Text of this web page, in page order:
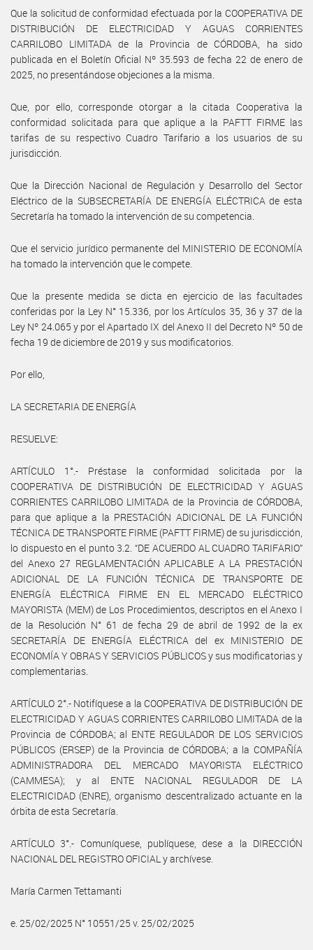
Que la solicitud de conformidad efectuada por la COOPERATIVA DE
DISTRIBUCIÓN DE ELECTRICIDAD Y AGUAS CORRIENTES
CARRILOBO LIMITADA de la Provincia de CÓRDOBA, ha sido
publicada en el Boletín Oficial Nº 35.593 de fecha 22 de enero de
2025, no presentándose objeciones a la misma.
Que, por ello, corresponde otorgar a la citada Cooperativa la
conformidad solicitada para que aplique a la PAFTT FIRME las
tarifas de su respectivo Cuadro Tarifario a los usuarios de su
jurisdicción.
Que la Dirección Nacional de Regulación y Desarrollo del Sector
Eléctrico de la SUBSECRETARÍA DE ENERGÍA ELÉCTRICA de esta
Secretaría ha tomado la intervención de su competencia.
Que el servicio jurídico permanente del MINISTERIO DE ECONOMÍA
ha tomado la intervención que le compete.
Que la presente medida se dicta en ejercicio de las facultades
conferidas por la Ley N° 15.336, por los Artículos 35, 36 y 37 de la
Ley Nº 24.065 y por el Apartado IX del Anexo II del Decreto Nº 50 de
fecha 19 de diciembre de 2019 y sus modificatorios.
Por ello,
LA SECRETARIA DE ENERGÍA
RESUELVE:
ARTÍCULO 1°.- Préstase la conformidad solicitada por la
COOPERATIVA DE DISTRIBUCIÓN DE ELECTRICIDAD Y AGUAS
CORRIENTES CARRILOBO LIMITADA de la Provincia de CÓRDOBA,
para que aplique a la PRESTACIÓN ADICIONAL DE LA FUNCIÓN
TÉCNICA DE TRANSPORTE FIRME (PAFTT FIRME) de su jurisdicción,
lo dispuesto en el punto 3.2. “DE ACUERDO AL CUADRO TARIFARIO”
del Anexo 27 REGLAMENTACIÓN APLICABLE A LA PRESTACIÓN
ADICIONAL DE LA FUNCIÓN TÉCNICA DE TRANSPORTE DE
ENERGÍA ELÉCTRICA FIRME EN EL MERCADO ELÉCTRICO
MAYORISTA (MEM) de Los Procedimientos, descriptos en el Anexo I
de la Resolución N° 61 de fecha 29 de abril de 1992 de la ex
SECRETARÍA DE ENERGÍA ELÉCTRICA del ex MINISTERIO DE
ECONOMÍA Y OBRAS Y SERVICIOS PÚBLICOS y sus modificatorias y
complementarias.
ARTÍCULO 2°.- Notifíquese a la COOPERATIVA DE DISTRIBUCIÓN DE
ELECTRICIDAD Y AGUAS CORRIENTES CARRILOBO LIMITADA de la
Provincia de CÓRDOBA; al ENTE REGULADOR DE LOS SERVICIOS
PÚBLICOS (ERSEP) de la Provincia de CÓRDOBA; a la COMPAÑÍA
ADMINISTRADORA DEL MERCADO MAYORISTA ELÉCTRICO
(CAMMESA); y al ENTE NACIONAL REGULADOR DE LA
ELECTRICIDAD (ENRE), organismo descentralizado actuante en la
órbita de esta Secretaría.
ARTÍCULO 3°.- Comuníquese, publíquese, dese a la DIRECCIÓN
NACIONAL DEL REGISTRO OFICIAL y archívese.
María Carmen Tettamanti
e. 25/02/2025 N° 10551/25 v. 25/02/2025